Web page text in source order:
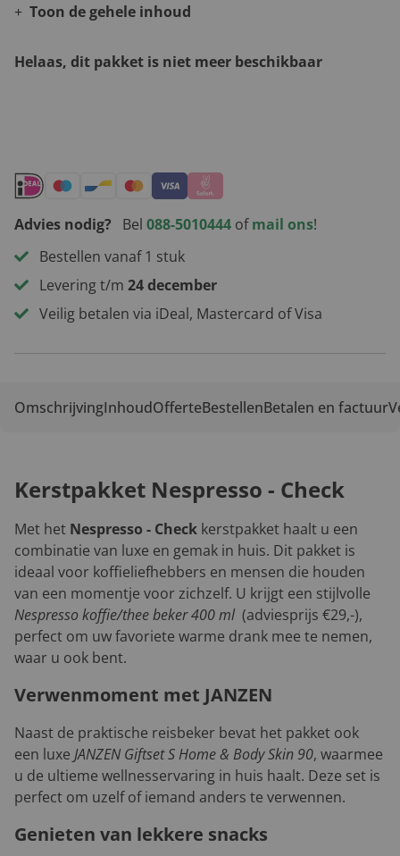
Toon de gehele inhoud
Helaas, dit pakket is niet meer beschikbaar
Advies nodig? Bel 088-5010444 ofmail ons!
Bestellen vanaf 1 stuk
Levering t/m 24 december
Veilig betalen via iDeal, Mastercard of Visa
OmschrijvingInhoudOfferteBestellenBetalen en factuur
Kerstpakket Nespresso - Check
Met het Nespresso - Check kerstpakket haalt u een
combinatie van luxe en gemak in huis. Dit pakket is
ideaal voor koffieliefhebbers en mensen die houden
van een momentje voor zichzelf. U krijgt een stijlvolle
Nespresso koffie/thee beker 400 ml (adviesprijs €29,-),
perfect om uw favoriete warme drank mee te nemen,
waar u ook bent.
Verwenmoment met JANZEN
Naast de praktische reisbeker bevat het pakket ook
een luxe JANZEN Giftset S Home & Body Skin 90, waarmee
u de ultieme wellnesservaring in huis haalt. Deze set is
perfect om uzelf of iemand anders te verwennen.
Genieten van lekkere snacks